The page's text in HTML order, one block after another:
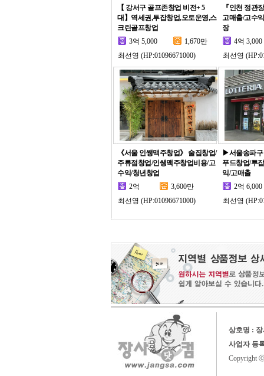
【 강서구 골프존창업 비전+ 5
대】역세권,투잡창업,오토운영,스
크린골프창업
3억 5,000
1,670만
최선영 (HP:01096671000)
『인천 정관
고매출/고수
장
4억 3,000
최선영
《서울 인쌩맥주창업》 술집창업/
주류점창업/인쌩맥주창업비용/고
수익/청년창업
2억
3,600만
최선영 (HP:01096671000)
▶서울송파
푸드창업/투
익/고매출
2억 6,000
최선영
상호명 :
사업자 등
Copyright